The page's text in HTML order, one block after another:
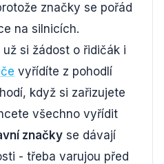
značky se pořád
na silnicích.
si žádost o řidičák i
vyřídíte z pohodlí
když si zařizujete
všechno vyřídit
značky se dávají
- třeba varujou před